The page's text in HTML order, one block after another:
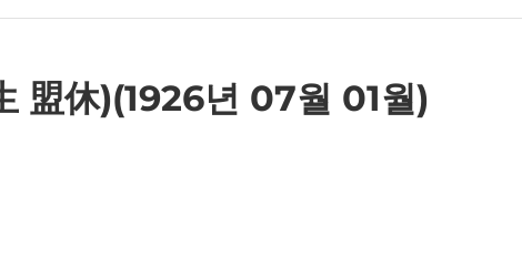
盟休)(1926년 07월 01월)